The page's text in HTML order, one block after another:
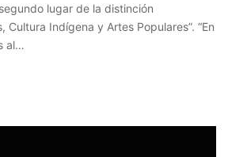
lugar de la distinción
Cultura Indígena y Artes Populares”. “En
al…